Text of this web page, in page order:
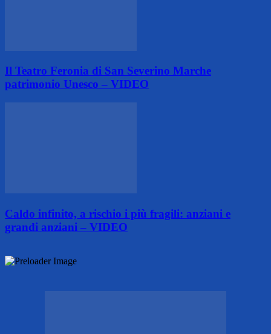
Il Teatro Feronia di San Severino Marche
patrimonio Unesco – VIDEO
Caldo infinito, a rischio i più fragili: anziani e
grandi anziani – VIDEO